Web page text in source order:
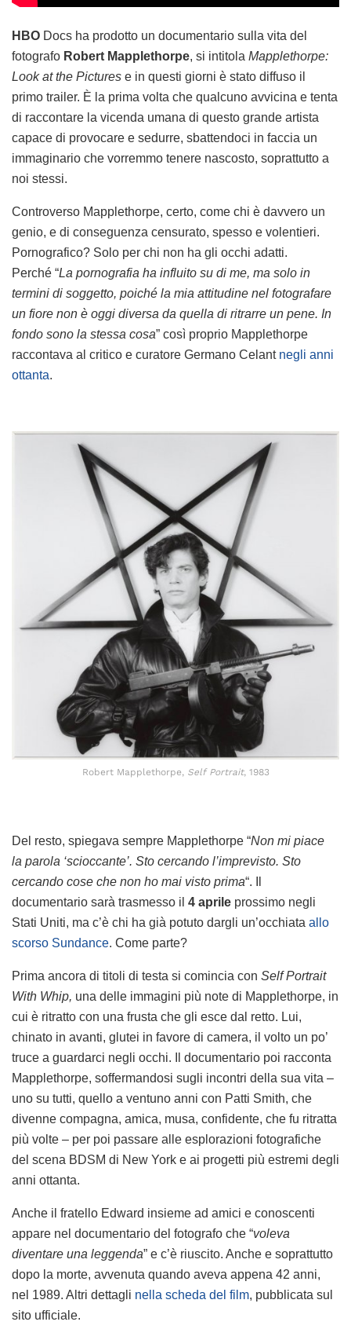
HBO Docs ha prodotto un documentario sulla vita del
fotografo Robert Mapplethorpe, si intitola Mapplethorpe:
Look at the Pictures e in questi giorni è stato diffuso il
primo trailer. È la prima volta che qualcuno avvicina e tenta
di raccontare la vicenda umana di questo grande artista
capace di provocare e sedurre, sbattendoci in faccia un
immaginario che vorremmo tenere nascosto, soprattutto a
noi stessi.
Controverso Mapplethorpe, certo, come chi è davvero un
genio, e di conseguenza censurato, spesso e volentieri.
Pornografico? Solo per chi non ha gli occhi adatti.
Perché “La pornografia ha influito su di me, ma solo in
termini di soggetto, poiché la mia attitudine nel fotografare
un fiore non è oggi diversa da quella di ritrarre un pene. In
fondo sono la stessa cosa” così proprio Mapplethorpe
raccontava al critico e curatore Germano Celant negli anni
ottanta.
Robert Mapplethorpe, Self Portrait, 1983
Del resto, spiegava sempre Mapplethorpe “Non mi piace
la parola ‘scioccante’. Sto cercando l’imprevisto. Sto
cercando cose che non ho mai visto prima“. Il
documentario sarà trasmesso il 4 aprile prossimo negli
Stati Uniti, ma c’è chi ha già potuto dargli un’occhiata allo
scorso Sundance. Come parte?
Prima ancora di titoli di testa si comincia con Self Portrait
With Whip, una delle immagini più note di Mapplethorpe, in
cui è ritratto con una frusta che gli esce dal retto. Lui,
chinato in avanti, glutei in favore di camera, il volto un po’
truce a guardarci negli occhi. Il documentario poi racconta
Mapplethorpe, soffermandosi sugli incontri della sua vita –
uno su tutti, quello a ventuno anni con Patti Smith, che
divenne compagna, amica, musa, confidente, che fu ritratta
più volte – per poi passare alle esplorazioni fotografiche
del scena BDSM di New York e ai progetti più estremi degli
anni ottanta.
Anche il fratello Edward insieme ad amici e conoscenti
appare nel documentario del fotografo che “voleva
diventare una leggenda” e c’è riuscito. Anche e soprattutto
dopo la morte, avvenuta quando aveva appena 42 anni,
nel 1989. Altri dettagli nella scheda del film, pubblicata sul
sito ufficiale.